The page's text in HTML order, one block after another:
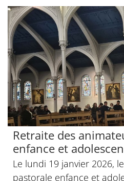
Retraite des
enfance et
Le lundi 19 janvier 2026,
pastorale enfance et